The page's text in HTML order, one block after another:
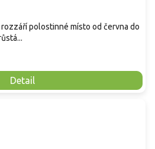
Detail
polostinné místo od června do